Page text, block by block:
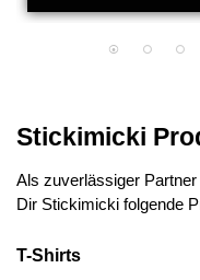
Stickimicki
Als zuverlässiger
Dir Stickimicki folgende
T-Shirts